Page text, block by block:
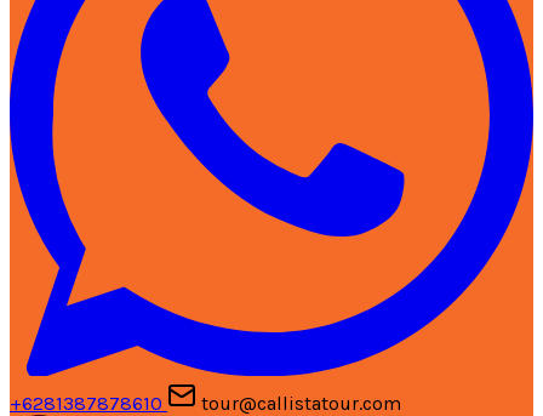
+6281387878610 tour@callistatour.com